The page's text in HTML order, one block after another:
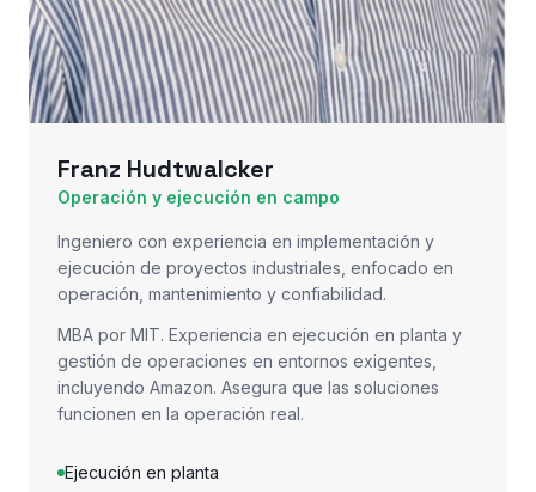
Franz Hudtwalcker
Operación y ejecución en campo
Ingeniero con experiencia en implementación y
ejecución de proyectos industriales, enfocado en
operación, mantenimiento y confiabilidad.
MBA por MIT. Experiencia en ejecución en planta y
gestión de operaciones en entornos exigentes,
incluyendo Amazon. Asegura que las soluciones
funcionen en la operación real.
Ejecución en planta